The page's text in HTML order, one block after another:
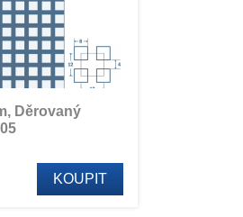
Děrovaný
KOUPIT